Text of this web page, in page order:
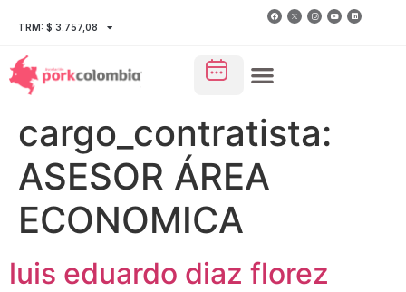
TRM: $ 3.757,08
cargo_contratista:
ASESOR ÁREA
ECONOMICA
luis eduardo diaz florez